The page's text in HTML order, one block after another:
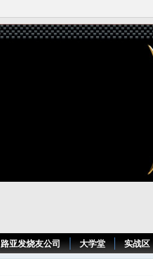
路亚发烧友公司 大学堂 实战区